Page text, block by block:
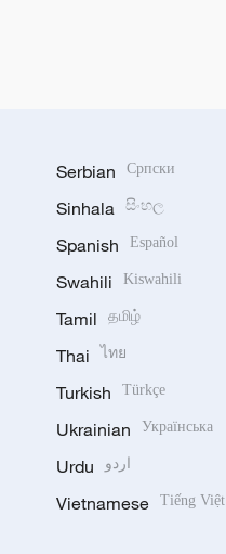
Serbian Српски
Sinhala සිංහල
Spanish Español
Swahili Kiswahili
Tamil தமிழ்
Thai ไทย
Turkish Türkçe
Ukrainian Українська
Urdu اردو
Vietnamese Tiếng Việt